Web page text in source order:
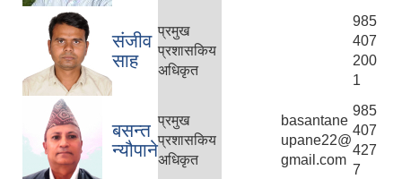
संजीव
साह
प्रमुख
प्रशासकिय
अधिकृत
985
407
200
1
बसन्त
न्यौपाने
प्रमुख
प्रशासकिय
अधिकृत
basantane
upane22@
gmail.com
985
407
427
7